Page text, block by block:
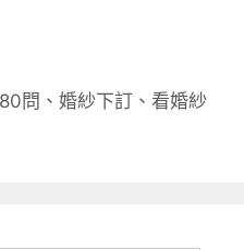
問 、婚紗下訂 、看婚紗